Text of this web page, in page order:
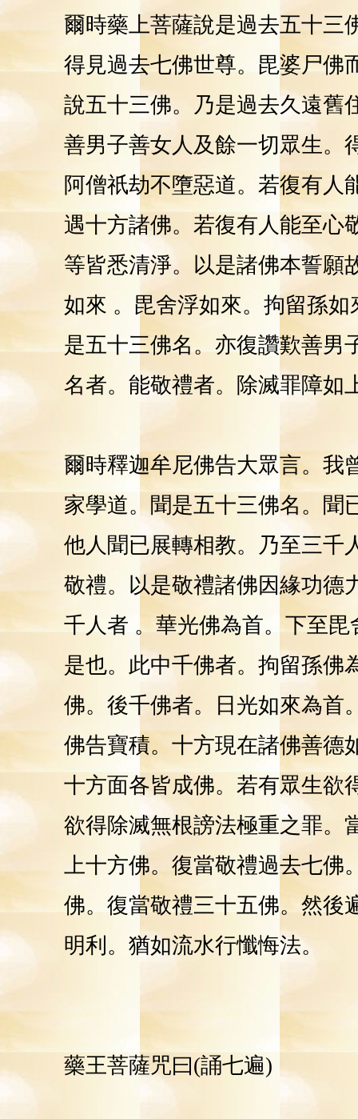
爾時藥上菩薩說是過去五十三
得見過去七佛世尊。毘婆尸佛
說五十三佛。乃是過去久遠舊
善男子善女人及餘一切眾生。
阿僧祇劫不墮惡道。若復有人
遇十方諸佛。若復有人能至心
等皆悉清淨。以是諸佛本誓願
如來 。毘舍浮如來。拘留孫
是五十三佛名。亦復讚歎善男
名者。能敬禮者。除滅罪障如
爾時釋迦牟尼佛告大眾言。我
家學道。聞是五十三佛名。聞
他人聞已展轉相教。乃至三千
敬禮。以是敬禮諸佛因緣功德
千人者 。華光佛為首。下至
是也。此中千佛者。拘留孫佛
佛。後千佛者。日光如來為首
佛告寶積。十方現在諸佛善德
十方面各皆成佛。若有眾生欲
欲得除滅無根謗法極重之罪。
上十方佛。復當敬禮過去七佛
佛。復當敬禮三十五佛。然後
明利。猶如流水行懺悔法。
藥王菩薩咒曰(誦七遍)